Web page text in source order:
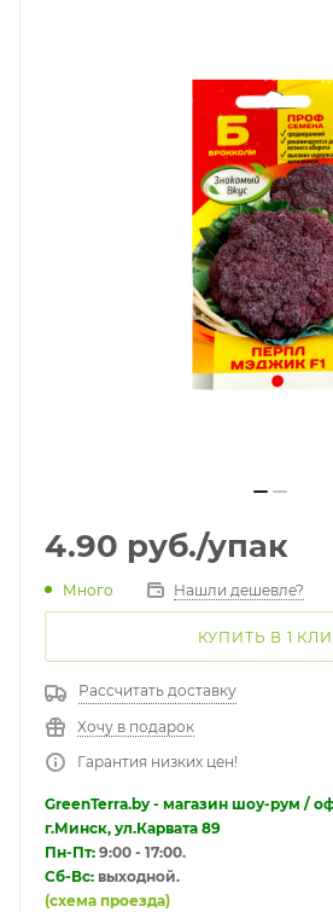
4.90 руб./упак
Много Нашли дешевле?
КУПИТЬ В 1
Рассчитать доставку
Хочу в подарок
Гарантия низких цен!
GreenTerra.by - магазин шоу-рум /
г.Минск, ул.Карвата 89
Пн-Пт: 9:00 - 17:00.
Сб-Вс: выходной.
(схема проезда)